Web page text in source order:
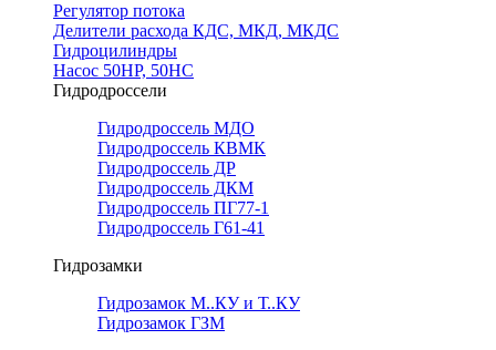
Регулятор потока
Делители расхода КДС, МКД, МКДС
Гидроцилиндры
Насос 50НР, 50НС
Гидродроссели
Гидродроссель МДО
Гидродроссель КВМК
Гидродроссель ДР
Гидродроссель ДКМ
Гидродроссель ПГ77-1
Гидродроссель Г61-41
Гидрозамки
Гидрозамок М..КУ и Т..КУ
Гидрозамок ГЗМ